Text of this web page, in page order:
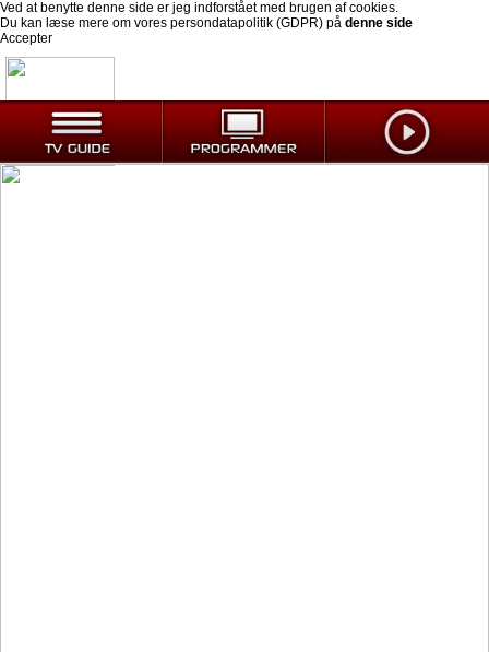
Ved at benytte denne side er jeg indforstået med brugen af cookies.
Du kan læse mere om vores persondatapolitik (GDPR) på denne side
Accepter